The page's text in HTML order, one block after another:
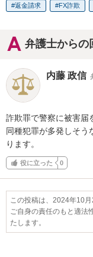
返金請求 FX詐欺
弁護士からの
内藤 政信
詐欺罪で警察に被害届
同種犯罪が多発しそう
ります。
役に立った 0
この投稿は、2024年10月
ご自身の責任のもと適法
たします。